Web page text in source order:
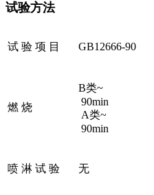
试验方法
试 验 项 目 GB12666-90
燃 烧
B类~
90min
A类~
90min
喷 淋 试 验 无